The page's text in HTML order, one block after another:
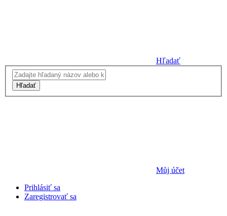
Hľadať
Hľadať
Můj účet
Prihlásiť sa
Zaregistrovať sa